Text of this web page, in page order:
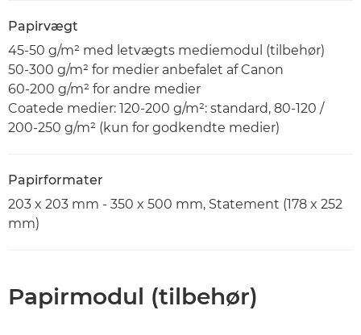
Papirvægt
45-50 g/m² med letvægts mediemodul (tilbehør)
50-300 g/m² for medier anbefalet af Canon
60-200 g/m² for andre medier
Coatede medier: 120-200 g/m²: standard, 80-120 /
200-250 g/m² (kun for godkendte medier)
Papirformater
203 x 203 mm - 350 x 500 mm, Statement (178 x 252
mm)
Papirmodul (tilbehør)